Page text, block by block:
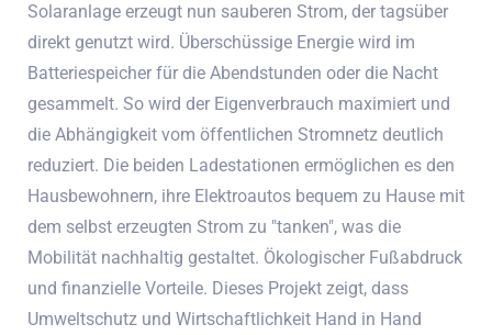
Solaranlage erzeugt nun sauberen Strom, der tagsüber
direkt genutzt wird. Überschüssige Energie wird im
Batteriespeicher für die Abendstunden oder die Nacht
gesammelt. So wird der Eigenverbrauch maximiert und
die Abhängigkeit vom öffentlichen Stromnetz deutlich
reduziert. Die beiden Ladestationen ermöglichen es den
Hausbewohnern, ihre Elektroautos bequem zu Hause mit
dem selbst erzeugten Strom zu "tanken", was die
Mobilität nachhaltig gestaltet. Ökologischer Fußabdruck
und finanzielle Vorteile. Dieses Projekt zeigt, dass
Umweltschutz und Wirtschaftlichkeit Hand in Hand